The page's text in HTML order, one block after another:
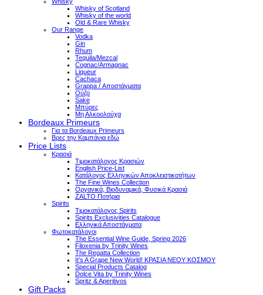
Whisky of Scotland
Whisky of the world
Old & Rare Whisky
Our Range
Vodka
Gin
Rhum
Tequila/Mezcal
Cognac/Armagnac
Liqueur
Cachaca
Grappa / Αποστάγματα
Ούζο
Sake
Μπύρες
Μη Αλκοολούχα
Bordeaux Primeurs
Για τα Bordeaux Primeurs
Βρες την Καμπάνια εδώ
Price Lists
Κρασιά
Τιμοκατάλογος Κρασιών
English Price-List
Κατάλογος Ελληνικών Αποκλειστικοτήτων
The Fine Wines Collection
Οργανικά, Βιοδυναμικά, Φυσικά Κρασιά
ZALTO Ποτήρια
Spirits
Τιμοκατάλογος Spirits
Spirits Exclusivities Catalogue
Ελληνικά Αποστάγματα
Φωτοκατάλογοι
The Essential Wine Guide, Spring 2026
Filoxenia by Trinity Wines
The Regatta Collection
It’s A Grape New World! ΚΡΑΣΙΑ ΝΕΟΥ ΚΟΣΜΟΥ
Special Products Catalog
Dolce Vita by Trinity Wines
Spritz & Aperitivos
Gift Packs